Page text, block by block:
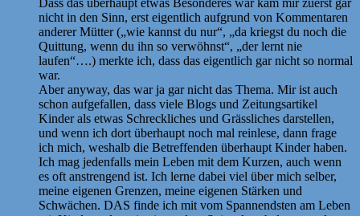
nicht in den Sinn, erst eigentlich aufgrund von Kommentaren
anderer Mütter („wie kannst du nur“, „da kriegst du noch die
Quittung, wenn du ihn so verwöhnst“, „der lernt nie
laufen“….) merkte ich, dass das eigentlich gar nicht so normal
war.
Aber anyway, das war ja gar nicht das Thema. Mir ist auch
schon aufgefallen, dass viele Blogs und Zeitungsartikel
Kinder als etwas Schreckliches und Grässliches darstellen,
und wenn ich dort überhaupt noch mal reinlese, dann frage
ich mich, weshalb die Betreffenden überhaupt Kinder haben.
Ich mag jedenfalls mein Leben mit dem Kurzen, auch wenn
es oft anstrengend ist. Ich lerne dabei viel über mich selber,
meine eigenen Grenzen, meine eigenen Stärken und
Schwächen. DAS finde ich mit vom Spannendsten am Leben